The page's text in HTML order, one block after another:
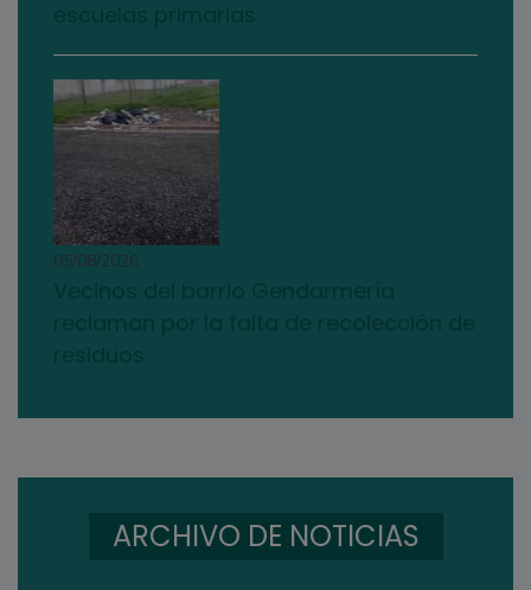
05/08/2026
ARCHIVO DE NOTICIAS